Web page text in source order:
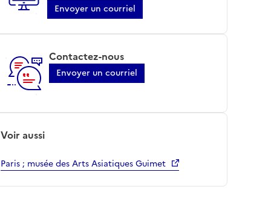
Envoyer un courriel
Contactez-nous
Envoyer un courriel
Voir aussi
Paris ; musée des Arts Asiatiques Guimet